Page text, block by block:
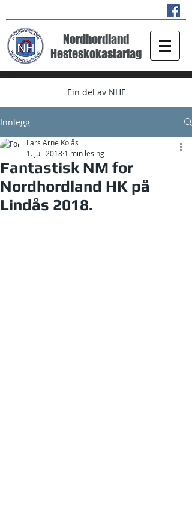
Nordhordland
Hesteskokastarlag
Ein del av NHF
Innlegg
Fantastisk NM for
Nordhordland HK på
Lindås 2018.
Lars Arne Kolås
1. juli 2018 1 min lesing